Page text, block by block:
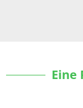
Eine